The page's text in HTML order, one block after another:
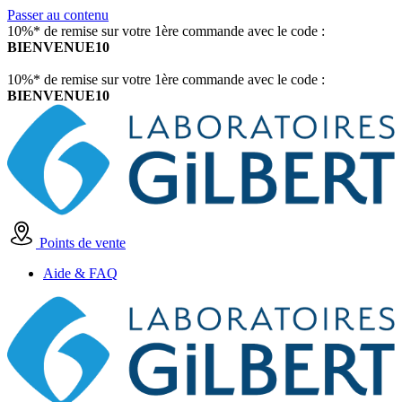
Passer au contenu
10%* de remise sur votre 1ère commande avec le code :
BIENVENUE10
10%* de remise sur votre 1ère commande avec le code :
BIENVENUE10
Points de vente
Aide & FAQ